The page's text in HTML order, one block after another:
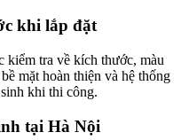
khi lắp đặt
kiểm tra về kích thước, màu
mặt hoàn thiện và hệ thống
khi thi công.
tại Hà Nội